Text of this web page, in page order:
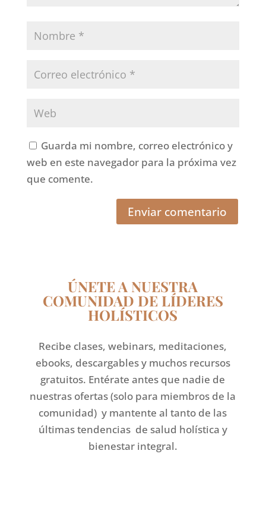
Guarda mi nombre, correo electrónico y
web en este navegador para la próxima vez
que comente.
Enviar comentario
ÚNETE A NUESTRA
COMUNIDAD DE LÍDERES
HOLÍSTICOS
Recibe clases, webinars, meditaciones,
ebooks, descargables y muchos recursos
gratuitos. Entérate antes que nadie de
nuestras ofertas (solo para miembros de la
comunidad) y mantente al tanto de las
últimas tendencias de salud holística y
bienestar integral.